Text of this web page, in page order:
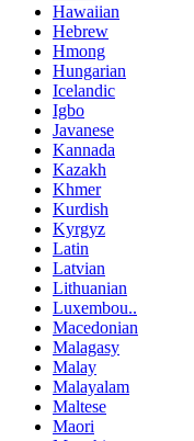
Hawaiian
Hebrew
Hmong
Hungarian
Icelandic
Igbo
Javanese
Kannada
Kazakh
Khmer
Kurdish
Kyrgyz
Latin
Latvian
Lithuanian
Luxembou..
Macedonian
Malagasy
Malay
Malayalam
Maltese
Maori